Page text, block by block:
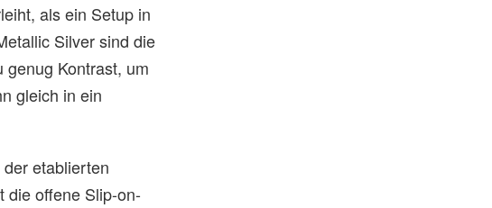
als ein Setup in
Silver sind die
Kontrast, um
gleich in ein
etablierten
die offene Slip-on-